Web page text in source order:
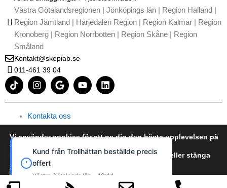
Västra Götalandsregionen | Jönköpings län | Region Halland |
Region Jämtland | Härjedalen Region | Region Kalmar | Region
Kronoberg | Region Norrbotten | Region Skåne | Region
Småland
Kontakt@skepiab.se
011-461 39 04
T
i
k
I
n
a
g
r
m
G
o
l
e
Y
o
b
e
L
i
d
i
Kontakta oss
Användarvillkor
Takläggning priskalkylator
Takläggare Göteborg
Vi använder cookies för att ge dig den bästa upplevelsen på
vår webbplats.
Du kan läsa mer om vilka cookies vi använder eller stänga
av dem i
cookie policy
Kund från Trollhättan beställde precis
offert
Västra Götalands län • 19:44